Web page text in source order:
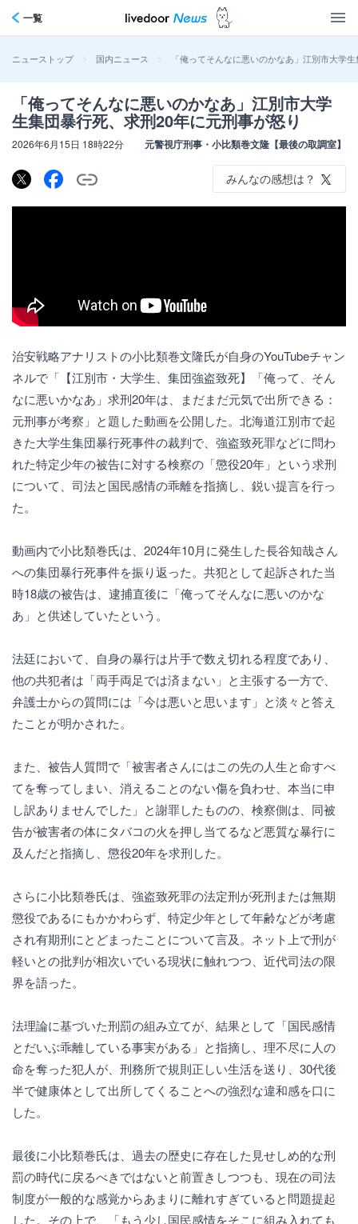
一覧
ニューストップ > 国内ニュース > 「俺ってそんなに悪いのかなあ」江別市大学
「俺ってそんなに悪いのかなあ」江別市大学
生集団暴行死、求刑20年に元刑事が怒り
2026年6月15日 18時22分 元警視庁刑事・小比類巻文隆【最後の取調室】
みんなの感想は？
治安戦略アナリストの小比類巻文隆氏が自身のYouTubeチャン
ネルで「【江別市・大学生、集団強盗致死】「俺って、そん
なに悪いかなあ」求刑20年は、まだまだ元気で出所できる：
元刑事が考察」と題した動画を公開した。北海道江別市で起
きた大学生集団暴行死事件の裁判で、強盗致死罪などに問わ
れた特定少年の被告に対する検察の「懲役20年」という求刑
について、司法と国民感情の乖離を指摘し、鋭い提言を行っ
た。
動画内で小比類巻氏は、2024年10月に発生した長谷知哉さん
への集団暴行死事件を振り返った。共犯として起訴された当
時18歳の被告は、逮捕直後に「俺ってそんなに悪いのかな
あ」と供述していたという。
法廷において、自身の暴行は片手で数え切れる程度であり、
他の共犯者は「両手両足では済まない」と主張する一方で、
弁護士からの質問には「今は悪いと思います」と淡々と答え
たことが明かされた。
また、被告人質問で「被害者さんにはこの先の人生と命すべ
てを奪ってしまい、消えることのない傷を負わせ、本当に申
し訳ありませんでした」と謝罪したものの、検察側は、同被
告が被害者の体にタバコの火を押し当てるなど悪質な暴行に
及んだと指摘し、懲役20年を求刑した。
さらに小比類巻氏は、強盗致死罪の法定刑が死刑または無期
懲役であるにもかかわらず、特定少年として年齢などが考慮
され有期刑にとどまったことについて言及。ネット上で刑が
軽いとの批判が相次いでいる現状に触れつつ、近代司法の限
界を語った。
法理論に基づいた刑罰の組み立てが、結果として「国民感情
とだいぶ乖離している事実がある」と指摘し、理不尽に人の
命を奪った犯人が、刑務所で規則正しい生活を送り、30代後
半で健康体として出所してくることへの強烈な違和感を口に
した。
最後に小比類巻氏は、過去の歴史に存在した見せしめ的な刑
罰の時代に戻るべきではないと前置きしつつも、現在の司法
制度が一般的な感覚からあまりに離れすぎていると問題提起
した。その上で、「もう少し国民感情をそこに組み入れても